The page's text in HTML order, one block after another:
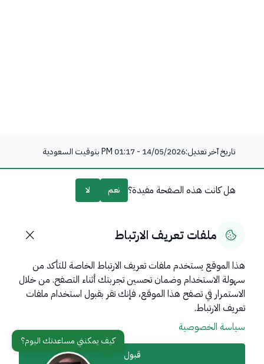
تاريخ آخر تعديل:14/05/2026 - 01:17 PM بتوقيت السعودية
هل كانت هذه الصفحة مفيدة؟ نعم لا
روابط مهمة
عن المملكة
عن الوزارة
ملفات تعريف الارتباط
هذا الموقع يستخدم ملفات تعريف الارتباط الخاصة للتأكد من
سهولة الاستخدام وضمان تحسين تجربتك أثناء التصفح. من خلال
الاستمرار في تصفح هذا الموقع، فإنك تقر بقبول استخدام ملفات
تعريف الارتباط.
سياسة الخصوصية
قبول